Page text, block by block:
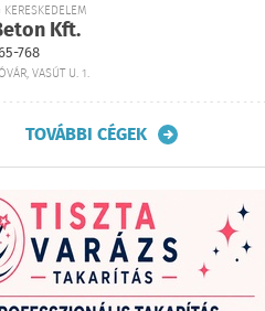
KERESKEDELEM
Kft.
768
VASÚT U. 1.
TOVÁBBI CÉGEK